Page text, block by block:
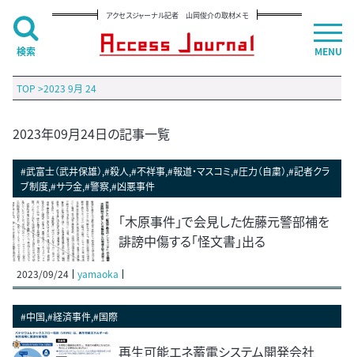
アクセスジャーナル記者 山岡俊介の取材メモ
TOP >2023 9月 24
2023年09月24日の記事一覧
#武富士（武井保雄）,#殺人,#不祥事,#報道・マスコミ,#圧力（自粛）,#記者クラ
ブ制度,#サラ金,#警察,#凶悪事件
「木原事件」で会見した佐藤元警部補を
誹謗中傷する「怪文書」出る
2023/09/24 yamaoka
#中国,#経済事件,#国際
再生可能エネ蓄電システム開発会社
MENU
検索